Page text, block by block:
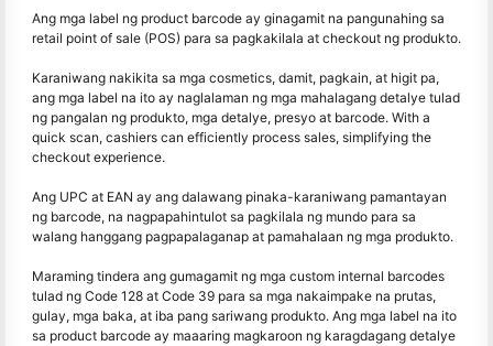
Ang mga label ng product barcode ay ginagamit na pangunahing sa
retail point of sale (POS) para sa pagkakilala at checkout ng produkto.
Karaniwang nakikita sa mga cosmetics, damit, pagkain, at higit pa,
ang mga label na ito ay naglalaman ng mga mahalagang detalye tulad
ng pangalan ng produkto, mga detalye, presyo at barcode. With a
quick scan, cashiers can efficiently process sales, simplifying the
checkout experience.
Ang UPC at EAN ay ang dalawang pinaka-karaniwang pamantayan
ng barcode, na nagpapahintulot sa pagkilala ng mundo para sa
walang hanggang pagpapalaganap at pamahalaan ng mga produkto.
Maraming tindera ang gumagamit ng mga custom internal barcodes
tulad ng Code 128 at Code 39 para sa mga nakaimpake na prutas,
gulay, mga baka, at iba pang sariwang produkto. Ang mga label na ito
sa product barcode ay maaaring magkaroon ng karagdagang detalye